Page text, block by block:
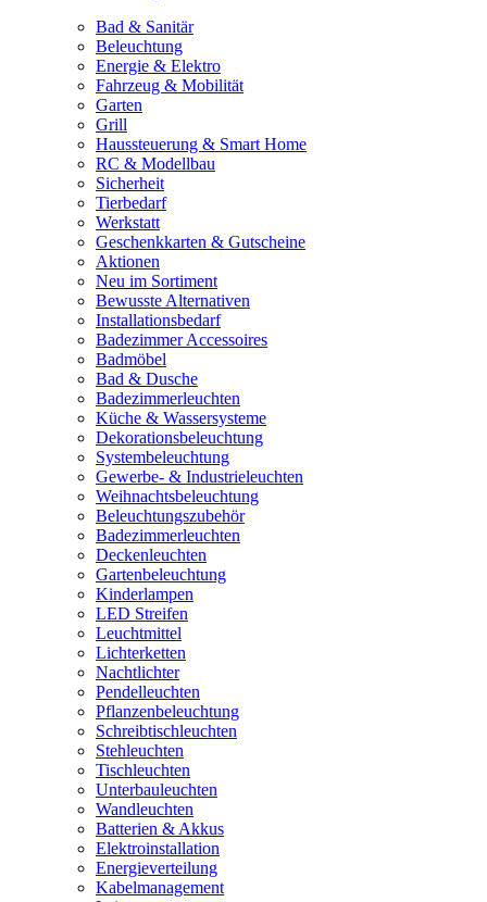
Bad & Sanitär
Beleuchtung
Energie & Elektro
Fahrzeug & Mobilität
Garten
Grill
Haussteuerung & Smart Home
RC & Modellbau
Sicherheit
Tierbedarf
Werkstatt
Geschenkkarten & Gutscheine
Aktionen
Neu im Sortiment
Bewusste Alternativen
Installationsbedarf
Badezimmer Accessoires
Badmöbel
Bad & Dusche
Badezimmerleuchten
Küche & Wassersysteme
Dekorationsbeleuchtung
Systembeleuchtung
Gewerbe- & Industrieleuchten
Weihnachtsbeleuchtung
Beleuchtungszubehör
Badezimmerleuchten
Deckenleuchten
Gartenbeleuchtung
Kinderlampen
LED Streifen
Leuchtmittel
Lichterketten
Nachtlichter
Pendelleuchten
Pflanzenbeleuchtung
Schreibtischleuchten
Stehleuchten
Tischleuchten
Unterbauleuchten
Wandleuchten
Batterien & Akkus
Elektroinstallation
Energieverteilung
Kabelmanagement